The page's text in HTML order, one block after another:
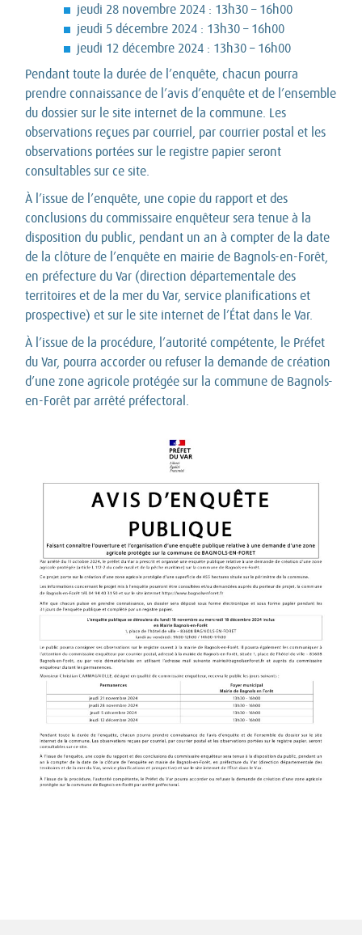
jeudi 28 novembre 2024 : 13h30 – 16h00
jeudi 5 décembre 2024 : 13h30 – 16h00
jeudi 12 décembre 2024 : 13h30 – 16h00
Pendant toute la durée de l’enquête, chacun pourra
prendre connaissance de l’avis d’enquête et de l’ensemble
du dossier sur le site internet de la commune. Les
observations reçues par courriel, par courrier postal et les
observations portées sur le registre papier seront
consultables sur ce site.
À l’issue de l’enquête, une copie du rapport et des
conclusions du commissaire enquêteur sera tenue à la
disposition du public, pendant un an à compter de la date
de la clôture de l’enquête en mairie de Bagnols-en-Forêt,
en préfecture du Var (direction départementale des
territoires et de la mer du Var, service planifications et
prospective) et sur le site internet de l’État dans le Var.
À l’issue de la procédure, l’autorité compétente, le Préfet
du Var, pourra accorder ou refuser la demande de création
d’une zone agricole protégée sur la commune de Bagnols-
en-Forêt par arrêté préfectoral.